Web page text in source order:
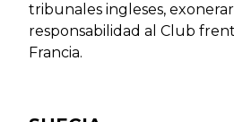
tribunales ingleses,
responsabilidad al Club
Francia.